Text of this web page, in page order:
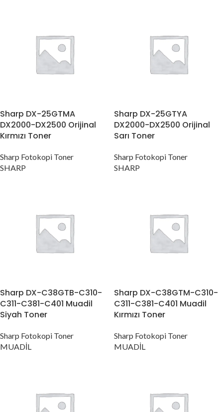
Sharp DX-25GTMA
DX2000-DX2500 Orijinal
Kırmızı Toner
Sharp Fotokopi Toner
SHARP
Sharp DX-25GTYA
DX2000-DX2500 Orijinal
Sarı Toner
Sharp Fotokopi Toner
SHARP
Sharp DX-C38GTB-C310-
C311-C381-C401 Muadil
Siyah Toner
Sharp Fotokopi Toner
MUADİL
Sharp DX-C38GTM-C310-
C311-C381-C401 Muadil
Kırmızı Toner
Sharp Fotokopi Toner
MUADİL